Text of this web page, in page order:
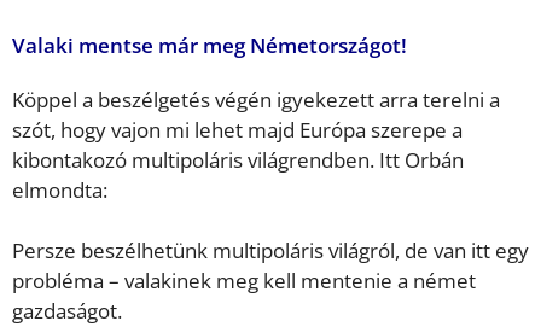
Valaki mentse már meg Németországot!
Köppel a beszélgetés végén igyekezett arra terelni a
szót, hogy vajon mi lehet majd Európa szerepe a
kibontakozó multipoláris világrendben. Itt Orbán
elmondta:
Persze beszélhetünk multipoláris világról, de van itt egy
probléma – valakinek meg kell mentenie a német
gazdaságot.